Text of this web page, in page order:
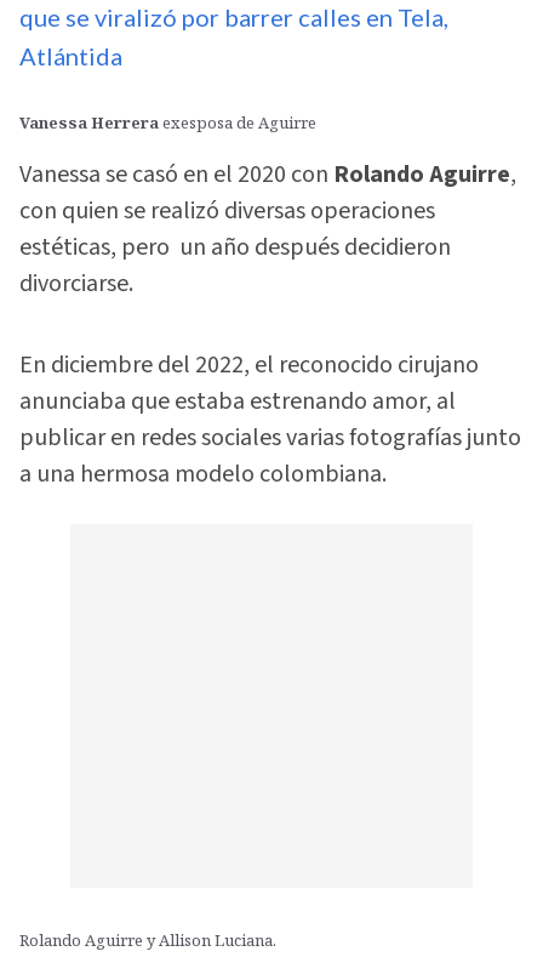
que se viralizó por barrer calles en Tela,
Atlántida
Vanessa Herreraexesposa de Aguirre
Vanessa se casó en el 2020 con Rolando Aguirre,
con quien se realizó diversas operaciones
estéticas, pero un año después decidieron
divorciarse.
En diciembre del 2022, el reconocido cirujano
anunciaba que estaba estrenando amor, al
publicar en redes sociales varias fotografías junto
a una hermosa modelo colombiana.
Rolando Aguirre y Allison Luciana.